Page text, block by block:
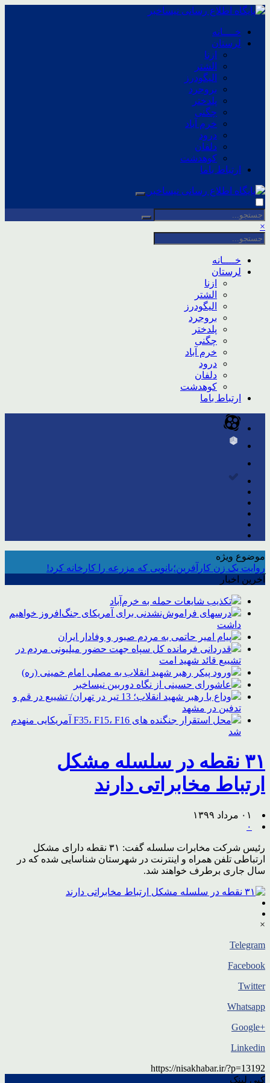
خــــانه
لرستان
ازنا
الشتر
الیگودرز
بروجرد
پلدختر
چگنی
خرم آباد
درود
دلفان
کوهدشت
ارتباط باما
×
خــــانه
لرستان
ازنا
الشتر
الیگودرز
بروجرد
پلدختر
چگنی
خرم آباد
درود
دلفان
کوهدشت
ارتباط باما
موضوع ویژه
روایت یک زن کارآفرین؛بانویی که مزرعه را کارخانه کرد!
آخرین اخبار
تکذیب شایعات حمله به خرم‌آباد
درسهای فراموش‌نشدنی برای آمریکای جنگ‌افروز خواهیم
داشت
پیام امیر حاتمی به مردم صبور و وفادار ایران
قدردانی فرمانده کل سپاه جهت حضور میلیونی مردم در
تشییع قائد شهید امت
ورود پیکر رهبر شهید انقلاب به مصلی امام خمینی (ره)
عاشورای حسینی از نگاه دوربین نیساخبر
وداع با رهبر شهید انقلاب؛ 13 تیر در تهران/ تشییع در قم و
تدفین در مشهد
محل استقرار جنگنده های F35، F15، F16 آمریکایی منهدم
شد
۳۱ نقطه در سلسله مشکل
ارتباط مخابراتی دارند
۰۱ مرداد ۱۳۹۹
۰
رئیس شرکت مخابرات سلسله گفت: ۳۱ نقطه دارای مشکل
ارتباطی تلفن همراه و اینترنت در شهرستان شناسایی شده که در
سال جاری برطرف خواهند شد.
×
Telegram
Facebook
Twitter
Whatsapp
+Google
Linkedin
https://nisakhabar.ir/?p=13192
کپی لینک